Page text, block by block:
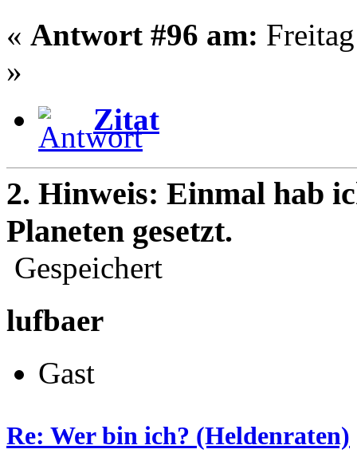
« Antwort #96 am:
»
Zitat
2. Hinweis: Einmal hab
Planeten gesetzt.
Gespeichert
lufbaer
Gast
Re: Wer bin ich? (Heldenraten)